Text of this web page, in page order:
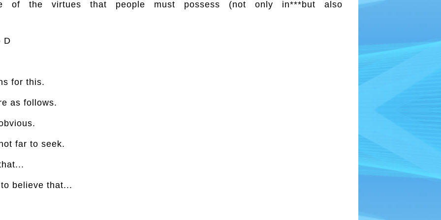
the virtues that people must possess (not only in***but also
D
for this.
as follows.
far to seek.
believe that...